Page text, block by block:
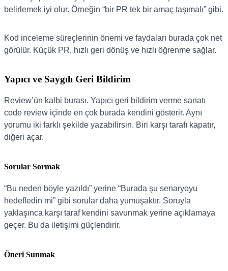
belirlemek iyi olur. Örneğin “bir PR tek bir amaç taşımalı” gibi.
Kod inceleme süreçlerinin önemi ve faydaları burada çok net
görülür. Küçük PR, hızlı geri dönüş ve hızlı öğrenme sağlar.
Yapıcı ve Saygılı Geri Bildirim
Review’ün kalbi burası. Yapıcı geri bildirim verme sanatı
code review içinde en çok burada kendini gösterir. Aynı
yorumu iki farklı şekilde yazabilirsin. Biri karşı tarafı kapatır,
diğeri açar.
Sorular Sormak
“Bu neden böyle yazıldı” yerine “Burada şu senaryoyu
hedefledin mi” gibi sorular daha yumuşaktır. Soruyla
yaklaşınca karşı taraf kendini savunmak yerine açıklamaya
geçer. Bu da iletişimi güçlendirir.
Öneri Sunmak